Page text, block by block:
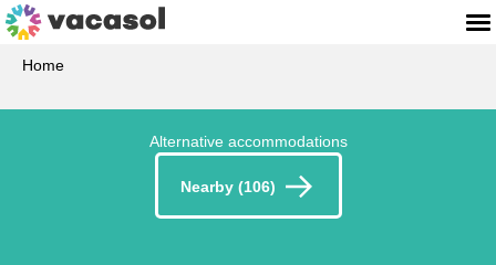
Home
Alternative accommodations
Nearby (106)